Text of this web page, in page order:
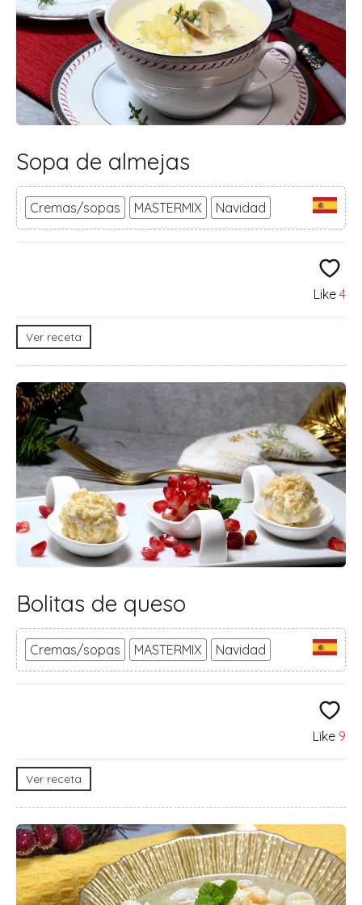
Sopa de almejas
Cremas/sopas MASTERMIX Navidad
Like 4
Ver receta
Bolitas de queso
Cremas/sopas MASTERMIX Navidad
Like 9
Ver receta